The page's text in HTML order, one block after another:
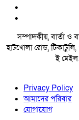
সম্পাদকীয়, বার্তা ও
হাটখোলা রোড,
ই
Privacy Policy
আমাদের পরিবার
যোগাযোগ